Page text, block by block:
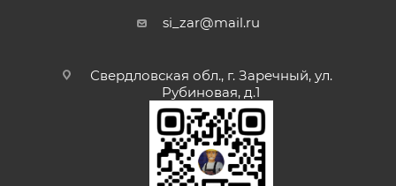
si_zar@mail.ru
Свердловская обл., г. Заречный, ул.
Рубиновая, д.1